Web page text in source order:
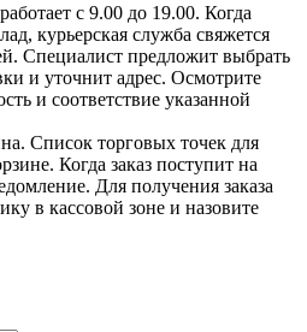
с 9.00 до 19.00. Когда
курьерская служба свяжется
Специалист предложит выбрать
и уточнит адрес. Осмотрите
и соответствие указанной
Список торговых точек для
Когда заказ поступит на
Для получения заказа
в кассовой зоне и назовите